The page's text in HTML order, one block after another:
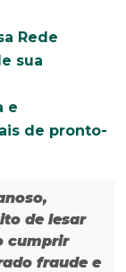
Rede
sua
e
de pronto-
de lesar
cumprir
fraude e